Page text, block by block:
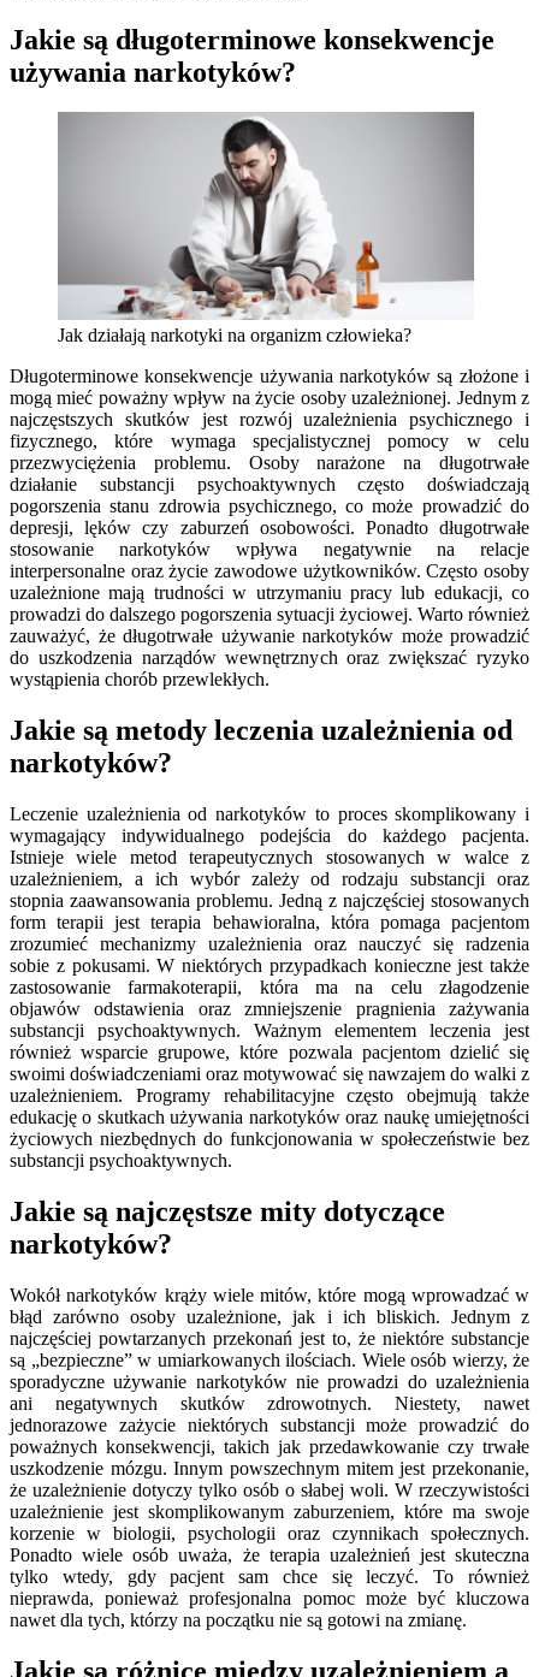
Jakie są długoterminowe konsekwencje
używania narkotyków?
Jak działają narkotyki na organizm człowieka?
Długoterminowe konsekwencje używania narkotyków są złożone i
mogą mieć poważny wpływ na życie osoby uzależnionej. Jednym z
najczęstszych skutków jest rozwój uzależnienia psychicznego i
fizycznego, które wymaga specjalistycznej pomocy w celu
przezwyciężenia problemu. Osoby narażone na długotrwałe
działanie substancji psychoaktywnych często doświadczają
pogorszenia stanu zdrowia psychicznego, co może prowadzić do
depresji, lęków czy zaburzeń osobowości. Ponadto długotrwałe
stosowanie narkotyków wpływa negatywnie na relacje
interpersonalne oraz życie zawodowe użytkowników. Często osoby
uzależnione mają trudności w utrzymaniu pracy lub edukacji, co
prowadzi do dalszego pogorszenia sytuacji życiowej. Warto również
zauważyć, że długotrwałe używanie narkotyków może prowadzić
do uszkodzenia narządów wewnętrznych oraz zwiększać ryzyko
wystąpienia chorób przewlekłych.
Jakie są metody leczenia uzależnienia od
narkotyków?
Leczenie uzależnienia od narkotyków to proces skomplikowany i
wymagający indywidualnego podejścia do każdego pacjenta.
Istnieje wiele metod terapeutycznych stosowanych w walce z
uzależnieniem, a ich wybór zależy od rodzaju substancji oraz
stopnia zaawansowania problemu. Jedną z najczęściej stosowanych
form terapii jest terapia behawioralna, która pomaga pacjentom
zrozumieć mechanizmy uzależnienia oraz nauczyć się radzenia
sobie z pokusami. W niektórych przypadkach konieczne jest także
zastosowanie farmakoterapii, która ma na celu złagodzenie
objawów odstawienia oraz zmniejszenie pragnienia zażywania
substancji psychoaktywnych. Ważnym elementem leczenia jest
również wsparcie grupowe, które pozwala pacjentom dzielić się
swoimi doświadczeniami oraz motywować się nawzajem do walki z
uzależnieniem. Programy rehabilitacyjne często obejmują także
edukację o skutkach używania narkotyków oraz naukę umiejętności
życiowych niezbędnych do funkcjonowania w społeczeństwie bez
substancji psychoaktywnych.
Jakie są najczęstsze mity dotyczące
narkotyków?
Wokół narkotyków krąży wiele mitów, które mogą wprowadzać w
błąd zarówno osoby uzależnione, jak i ich bliskich. Jednym z
najczęściej powtarzanych przekonań jest to, że niektóre substancje
są „bezpieczne” w umiarkowanych ilościach. Wiele osób wierzy, że
sporadyczne używanie narkotyków nie prowadzi do uzależnienia
ani negatywnych skutków zdrowotnych. Niestety, nawet
jednorazowe zażycie niektórych substancji może prowadzić do
poważnych konsekwencji, takich jak przedawkowanie czy trwałe
uszkodzenie mózgu. Innym powszechnym mitem jest przekonanie,
że uzależnienie dotyczy tylko osób o słabej woli. W rzeczywistości
uzależnienie jest skomplikowanym zaburzeniem, które ma swoje
korzenie w biologii, psychologii oraz czynnikach społecznych.
Ponadto wiele osób uważa, że terapia uzależnień jest skuteczna
tylko wtedy, gdy pacjent sam chce się leczyć. To również
nieprawda, ponieważ profesjonalna pomoc może być kluczowa
nawet dla tych, którzy na początku nie są gotowi na zmianę.